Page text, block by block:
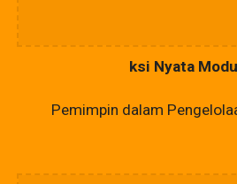
ksi Nyata
Pemimpin dalam